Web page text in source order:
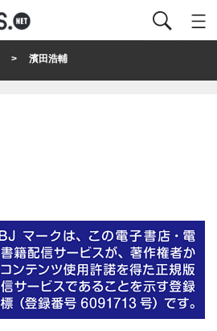
> 濱田浩輔